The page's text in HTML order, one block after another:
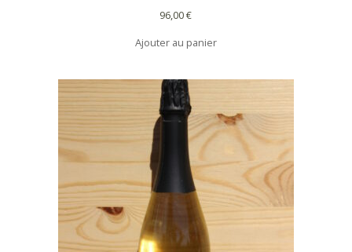
96,00€
Ajouter au panier